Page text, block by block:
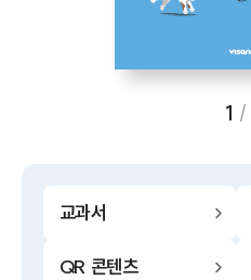
교과서
QR 콘텐츠
1 /